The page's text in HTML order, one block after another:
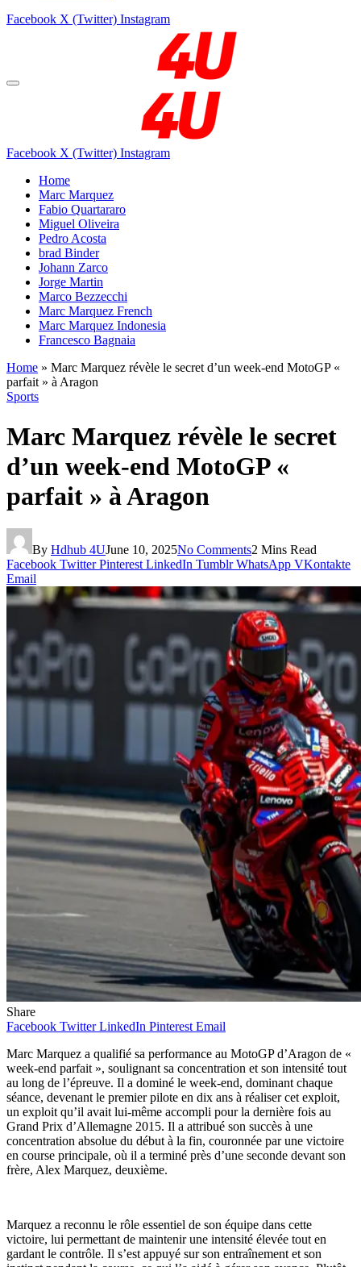
Facebook X (Twitter) Instagram
Facebook X (Twitter) Instagram
Home
Marc Marquez
Fabio Quartararo
Miguel Oliveira
Pedro Acosta
brad Binder
Johann Zarco
Jorge Martin
Marco Bezzecchi
Marc Marquez French
Marc Marquez Indonesia
Francesco Bagnaia
Home » Marc Marquez révèle le secret d’un week-end MotoGP «
parfait » à Aragon
Sports
Marc Marquez révèle le secret
d’un week-end MotoGP «
parfait » à Aragon
By Hdhub 4UJune 10, 2025No Comments2 Mins Read
Facebook Twitter Pinterest LinkedIn Tumblr WhatsApp VKontakte
Email
Share
Facebook Twitter LinkedIn Pinterest Email
Marc Marquez a qualifié sa performance au MotoGP d’Aragon de «
week-end parfait », soulignant sa concentration et son intensité tout
au long de l’épreuve. Il a dominé le week-end, dominant chaque
séance, devenant le premier pilote en dix ans à réaliser cet exploit,
un exploit qu’il avait lui-même accompli pour la dernière fois au
Grand Prix d’Allemagne 2015. Il a attribué son succès à une
concentration absolue du début à la fin, couronnée par une victoire
en course principale, où il a terminé près d’une seconde devant son
frère, Alex Marquez, deuxième.
Marquez a reconnu le rôle essentiel de son équipe dans cette
victoire, lui permettant de maintenir une intensité élevée tout en
gardant le contrôle. Il s’est appuyé sur son entraînement et son